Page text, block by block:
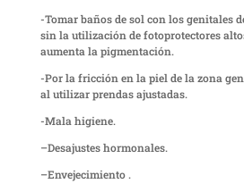
-Tomar baños de sol con los genitales
sin la utilización de fotoprotectores
aumenta la pigmentación.
-Por la fricción en la piel de la zona
al utilizar prendas ajustadas.
-Mala higiene.
–Desajustes hormonales.
–Envejecimiento .